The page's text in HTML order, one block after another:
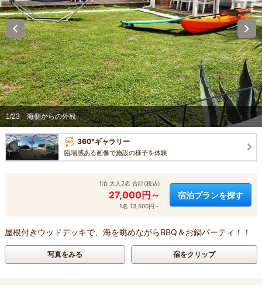
1/23 海側からの外観
360°ギャラリー
臨場感ある画像で施設の様子を体験
1泊 大人2名 合計(税込)
27,000円～
1名 13,500円～
宿泊プランを探す
屋根付きウッドデッキで、海を眺めながらBBQ＆お鍋パーティ！！
写真をみる 宿をクリップ